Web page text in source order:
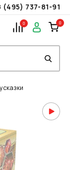
(495) 737-81-91
0 0
сказки